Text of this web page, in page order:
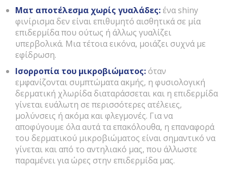
Ματ αποτέλεσμα χωρίς γυαλάδες: ένα shiny
φινίρισμα δεν είναι επιθυμητό αισθητικά σε μία
επιδερμίδα που ούτως ή άλλως γυαλίζει
υπερβολικά. Μια τέτοια εικόνα, μοιάζει συχνά με
εφίδρωση.
Ισορροπία του μικροβιώματος:όταν
εμφανίζονται συμπτώματα ακμής, η φυσιολογική
δερματική χλωρίδα διαταράσσεται και η επιδερμίδα
γίνεται ευάλωτη σε περισσότερες ατέλειες,
μολύνσεις ή ακόμα και φλεγμονές. Για να
αποφύγουμε όλα αυτά τα επακόλουθα, η επαναφορά
του δερματικού μικροβιώματος είναι σημαντικό να
γίνεται και από το αντηλιακό μας, που άλλωστε
παραμένει για ώρες στην επιδερμίδα μας.